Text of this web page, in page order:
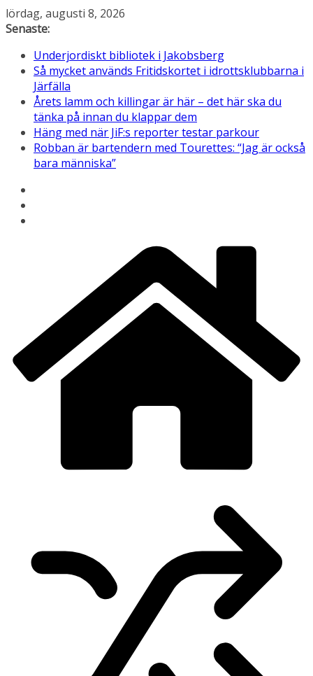
Hoppa
till
lördag, augusti 8, 2026
Senaste:
Underjordiskt bibliotek i Jakobsberg
Så mycket används Fritidskortet i idrottsklubbarna i
Järfälla
Årets lamm och killingar är här – det här ska du
tänka på innan du klappar dem
Häng med när JiF:s reporter testar parkour
Robban är bartendern med Tourettes: “Jag är också
bara människa”